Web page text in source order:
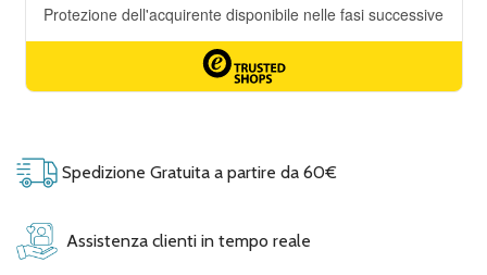
Spedizione Gratuita a partire da 60€
Assistenza clienti in tempo reale